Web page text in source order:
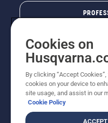
© Husqvarna AB (publ).
Cookies on
By clicking “Accept
cookies on your device to
site usage, and assist in our
Cookie Policy